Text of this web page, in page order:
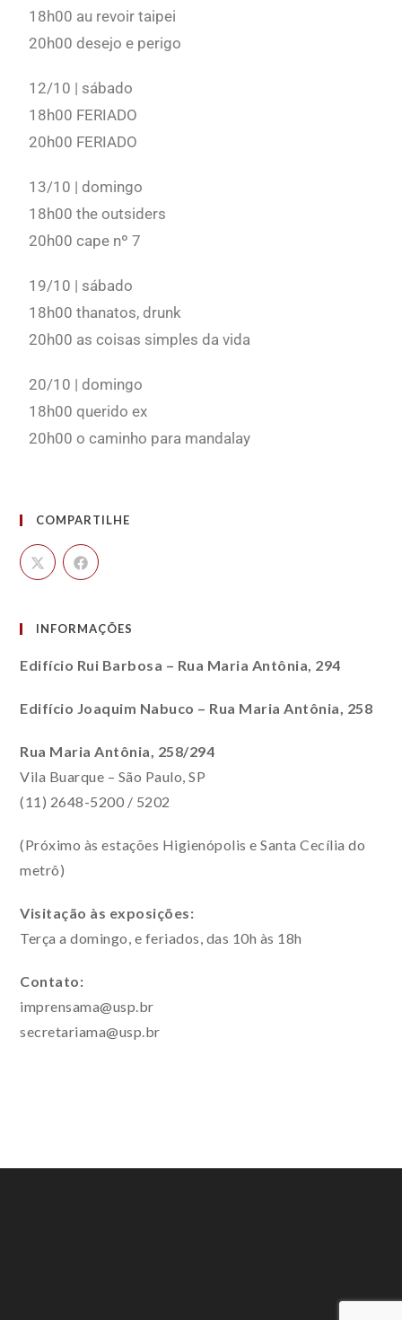
18h00 au revoir taipei
20h00 desejo e perigo
12/10 | sábado
18h00 FERIADO
20h00 FERIADO
13/10 | domingo
18h00 the outsiders
20h00 cape nº 7
19/10 | sábado
18h00 thanatos, drunk
20h00 as coisas simples da vida
20/10 | domingo
18h00 querido ex
20h00 o caminho para mandalay
COMPARTILHE
INFORMAÇÕES
Edifício Rui Barbosa – Rua Maria Antônia, 294
Edifício Joaquim Nabuco – Rua Maria Antônia, 258
Rua Maria Antônia, 258/294
Vila Buarque – São Paulo, SP
(11) 2648-5200 / 5202
(Próximo às estações Higienópolis e Santa Cecília do
metrô)
Visitação às exposições:
Terça a domingo, e feriados, das 10h às 18h
Contato:
imprensama@usp.br
secretariama@usp.br